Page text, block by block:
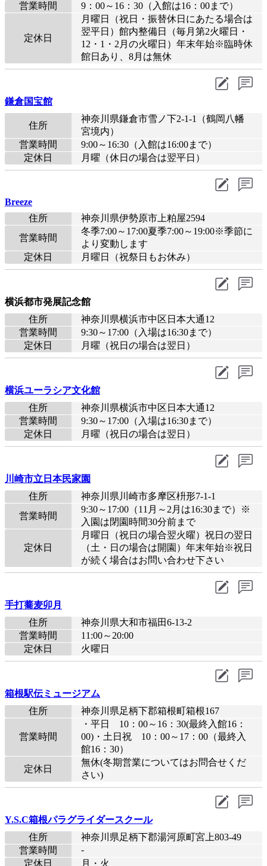
営業時間
9：00～16：30（入館は16：00まで）
定休日
月曜日（祝日・振替休日にあたる場合は
翌平日）館内整備日（毎月第2火曜日・
12・1・2月の火曜日）年末年始※臨時休
館日あり、8月は無休
鎌倉国宝館
住所
神奈川県鎌倉市雪ノ下2-1-1（鶴岡八幡
宮境内）
営業時間
9:00～16:30（入館は16:00まで）
定休日
月曜（休日の場合は翌平日）
Breeze
住所
神奈川県伊勢原市上粕屋2594
営業時間
冬季7:00～17:00夏季7:00～19:00※季節に
より変動します
定休日
月曜日（祝祭日もお休み）
横浜都市発展記念館
住所
神奈川県横浜市中区日本大通12
営業時間
9:30～17:00（入場は16:30まで）
定休日
月曜（祝日の場合は翌日）
横浜ユーラシア文化館
住所
神奈川県横浜市中区日本大通12
営業時間
9:30～17:00（入場は16:30まで）
定休日
月曜（祝日の場合は翌日）
川崎市立日本民家園
住所
神奈川県川崎市多摩区枡形7-1-1
営業時間
9:30～17:00（11月～2月は16:30まで）※
入園は閉園時間30分前まで
定休日
月曜日（祝日の場合翌火曜）祝日の翌日
（土・日の場合は開園）年末年始※祝日
が続く場合はお問い合わせ下さい
手打蕎麦卯月
住所
神奈川県大和市福田6-13-2
営業時間
11:00～20:00
定休日
火曜日
箱根駅伝ミュージアム
住所
神奈川県足柄下郡箱根町箱根167
営業時間
・平日 10：00～16：30(最終入館16：
00)・土日祝 10：00～17：00（最終入
館16：30）
定休日
無休(冬期営業についてはお問合せくだ
さい)
Y.S.C箱根パラグライダースクール
住所
神奈川県足柄下郡湯河原町宮上803-49
営業時間
-
定休日
月・火